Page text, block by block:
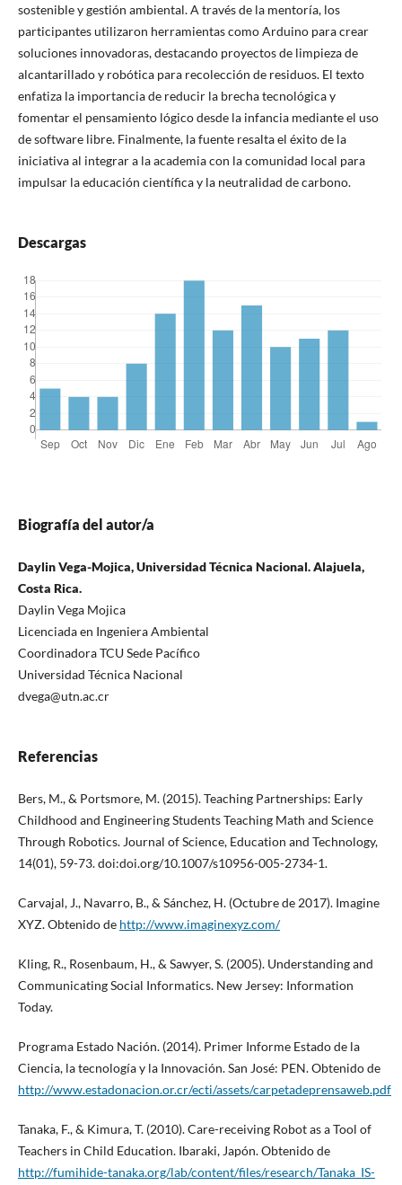
sostenible y gestión ambiental. A través de la mentoría, los
participantes utilizaron herramientas como Arduino para crear
soluciones innovadoras, destacando proyectos de limpieza de
alcantarillado y robótica para recolección de residuos. El texto
enfatiza la importancia de reducir la brecha tecnológica y
fomentar el pensamiento lógico desde la infancia mediante el uso
de software libre. Finalmente, la fuente resalta el éxito de la
iniciativa al integrar a la academia con la comunidad local para
impulsar la educación científica y la neutralidad de carbono.
Descargas
Biografía del autor/a
Daylin Vega-Mojica, Universidad Técnica Nacional. Alajuela,
Costa Rica.
Daylin Vega Mojica
Licenciada en Ingeniera Ambiental
Coordinadora TCU Sede Pacífico
Universidad Técnica Nacional
dvega@utn.ac.cr
Referencias
Bers, M., & Portsmore, M. (2015). Teaching Partnerships: Early
Childhood and Engineering Students Teaching Math and Science
Through Robotics. Journal of Science, Education and Technology,
14(01), 59-73. doi:doi.org/10.1007/s10956-005-2734-1.
Carvajal, J., Navarro, B., & Sánchez, H. (Octubre de 2017). Imagine
XYZ. Obtenido de http://www.imaginexyz.com/
Kling, R., Rosenbaum, H., & Sawyer, S. (2005). Understanding and
Communicating Social Informatics. New Jersey: Information
Today.
Programa Estado Nación. (2014). Primer Informe Estado de la
Ciencia, la tecnología y la Innovación. San José: PEN. Obtenido de
http://www.estadonacion.or.cr/ecti/assets/carpetadeprensaweb.pdf
Tanaka, F., & Kimura, T. (2010). Care-receiving Robot as a Tool of
Teachers in Child Education. Ibaraki, Japón. Obtenido de
http://fumihide-tanaka.org/lab/content/files/research/Tanaka_IS-